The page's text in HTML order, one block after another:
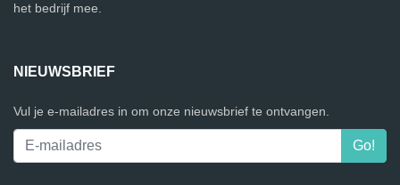
het bedrijf mee.
NIEUWSBRIEF
Vul je e-mailadres in om onze nieuwsbrief te ontvangen.